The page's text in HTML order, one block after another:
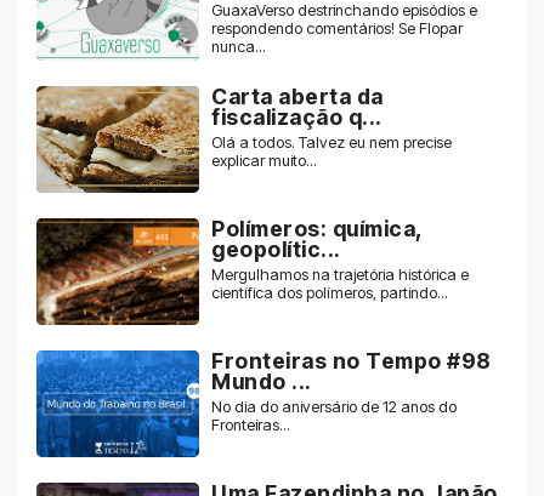
GuaxaVerso destrinchando episódios e
respondendo comentários! Se Flopar
nunca...
Carta aberta da
fiscalização q...
Olá a todos. Talvez eu nem precise
explicar muito...
Polímeros: química,
geopolític...
Mergulhamos na trajetória histórica e
científica dos polímeros, partindo...
Fronteiras no Tempo #98
Mundo ...
No dia do aniversário de 12 anos do
Fronteiras...